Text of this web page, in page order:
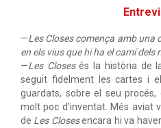
—Les Closes comença amb una
en els vius que hi ha el camí dels
—Les Closesés la història de
seguit fidelment les cartes i
guardats, sobre el seu
molt poc d'inventat. Més aviat
de Les Closesencara hi va